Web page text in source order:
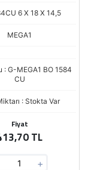
6 X 18 X 14,5
MEGA1
: G-MEGA1 BO 1584
CU
: Stokta Var
Fiyat
TL
+